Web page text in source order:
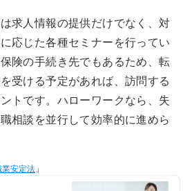
求人情報の提供だけでなく、対
応じた各種セミナーを行ってい
険の手続き先でもあるため、転
受ける予定があれば、訪問する
トです。ハローワークなら、失
相談を並行して効率的に進めら
業安定法 」